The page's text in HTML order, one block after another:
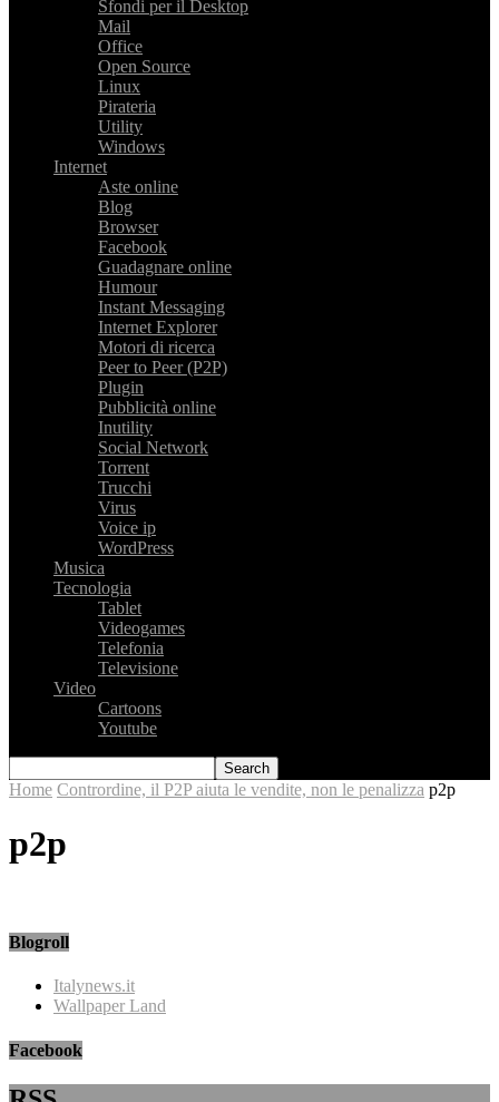
Sfondi per il Desktop
Mail
Office
Open Source
Linux
Pirateria
Utility
Windows
Internet
Aste online
Blog
Browser
Facebook
Guadagnare online
Humour
Instant Messaging
Internet Explorer
Motori di ricerca
Peer to Peer (P2P)
Plugin
Pubblicità online
Inutility
Social Network
Torrent
Trucchi
Virus
Voice ip
WordPress
Musica
Tecnologia
Tablet
Videogames
Telefonia
Televisione
Video
Cartoons
Youtube
Home Contrordine, il P2P aiuta le vendite, non le penalizza p2p
p2p
Blogroll
Italynews.it
Wallpaper Land
Facebook